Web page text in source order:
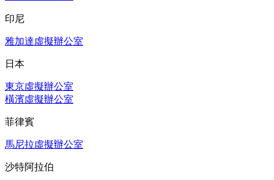
印尼
雅加達虛擬辦公室
日本
東京虛擬辦公室
橫濱虛擬辦公室
菲律賓
馬尼拉虛擬辦公室
沙特阿拉伯